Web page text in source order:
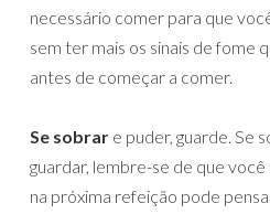
necessário comer para que
sem ter mais os sinais de fome
antes de começar a comer.
Se sobrar e puder, guarde. Se
guardar, lembre-se de que
na próxima refeição pode